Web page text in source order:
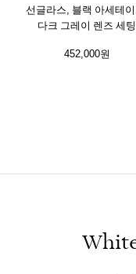
선글라스, 블랙 아세테이
다크 그레이 렌즈 세팅
452,000원